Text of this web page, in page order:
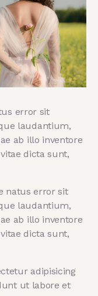
error sit
laudantium,
ab illo inventore
dicta sunt,
natus error sit
laudantium,
ab illo inventore
dicta sunt,
adipisicing
ut labore et